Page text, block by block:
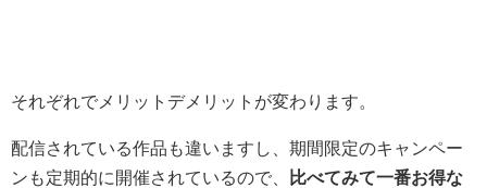
それぞれでメリットデメリットが変わります。
配信されている作品も違いますし、期間限定のキャンペー
ンも定期的に開催されているので、
比べてみて一番お得な